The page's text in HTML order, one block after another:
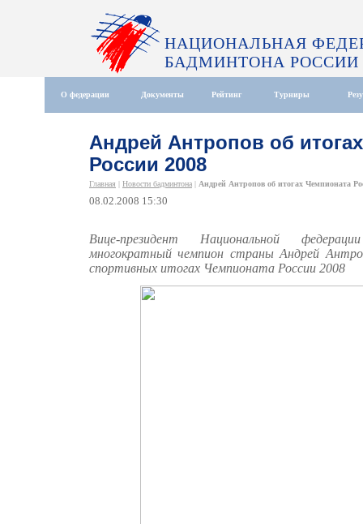
НАЦИОНАЛЬНАЯ
БАДМИНТОНА РОССИИ
О федерации Документы Рейтинг Турниры
Андрей Антропов об
России 2008
Главная | Новости бадминтона | Андрей Антропов об итогах Чемпионата
08.02.2008 15:30
Вице-президент Национальной
многократный чемпион страны Андрей
спортивных итогах Чемпионата России 2008